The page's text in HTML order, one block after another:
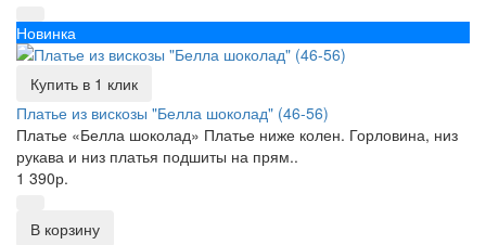
Новинка
Купить в 1 клик
Платье из вискозы "Белла шоколад" (46-56)
Платье «Белла шоколад» Платье ниже колен. Горловина, низ
рукава и низ платья подшиты на прям..
1 390р.
В корзину